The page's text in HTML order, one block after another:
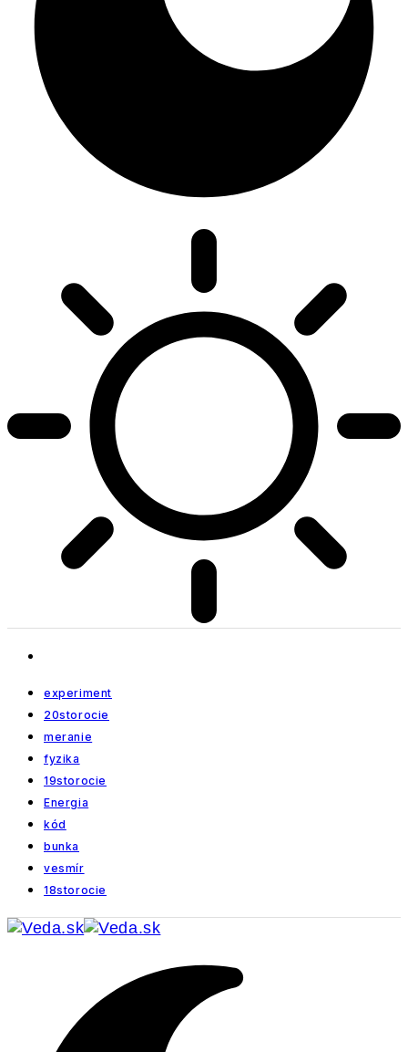
experiment
20storocie
meranie
fyzika
19storocie
Energia
kód
bunka
vesmír
18storocie